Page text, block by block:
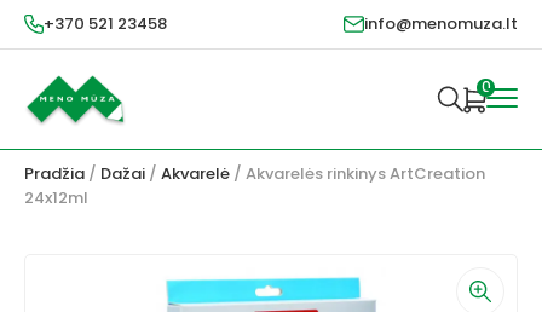
+370 521 23458 info@menomuza.lt
0
Pradžia / Dažai / Akvarelė / Akvarelės rinkinys ArtCreation
24x12ml